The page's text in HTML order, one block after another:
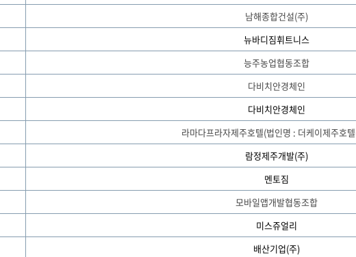
남해종합건설(주)
뉴바디짐휘트니스
능주농업협동조합
다비치안경체인
다비치안경체인
라마다프라자제주호텔(법인명 : 더케이제주호
람정제주개발(주)
멘토짐
모바일앱개발협동조합
미스쥬얼리
배산기업(주)